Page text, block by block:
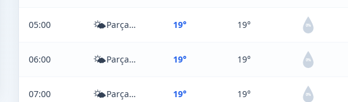
05:00 🌤️ Parçalı Bulutlu 19° 19° 0%
06:00 🌤️ Parçalı Bulutlu 19° 19° 0%
07:00 🌤️ Parçalı Bulutlu 19° 19° 0%